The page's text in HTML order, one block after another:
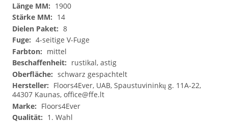
1900
14
8
4-seitige V-Fuge
mittel
rustikal, astig
schwarz gespachtelt
Floors4Ever, UAB, Spaustuvininkų g. 11A-22,
44307 Kaunas, office@ffe.lt
Floors4Ever
1. Wahl